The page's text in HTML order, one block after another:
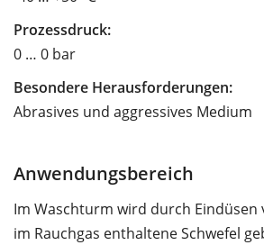
Prozessdruck:
0 … 0 bar
Besondere Herausforderungen:
Abrasives und aggressives Medium
Anwendungsbereich
Im Waschturm wird durch Eindüsen
im Rauchgas enthaltene Schwefel